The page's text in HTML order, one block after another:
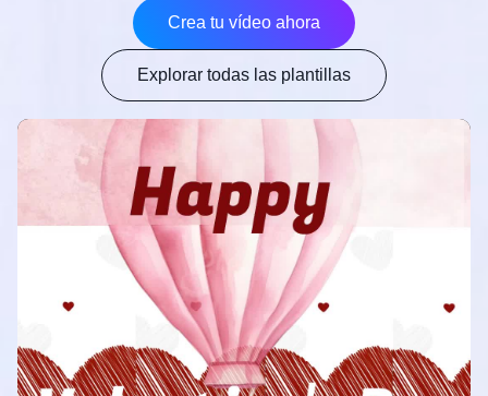
Crea tu vídeo ahora
Explorar todas las plantillas